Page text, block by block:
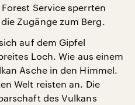
Service sperrten
Zugänge zum Berg.
auf dem Gipfel
Loch. Wie aus einem
Asche in den Himmel.
Welt reisten an. Die
des Vulkans